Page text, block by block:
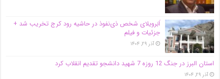
اَبَر‌ویلای شخص ذی‌نفوذ در حاشیه‌ رود کرج تخریب شد +
جزئیات و فیلم
آذر ۲۹, ۱۴۰۴
استان البرز در جنگ 12 روزه 7 شهید دانشجو تقدیم انقلاب کرد
آذر ۲۹, ۱۴۰۴